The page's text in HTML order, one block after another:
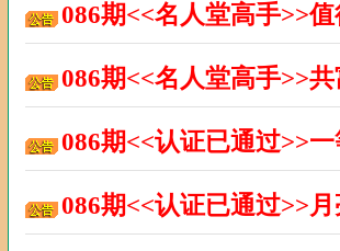
086期<<名人堂高手>>
086期<<名人堂高手>>
086期<<认证已通过>>
086期<<认证已通过>>